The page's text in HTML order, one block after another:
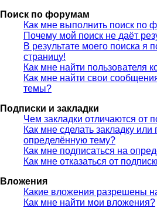
Поиск по форумам
Как мне выполнить поиск по
Почему мой поиск не даёт
В результате моего поиска я
страницу!
Как мне найти пользователя
Как мне найти свои
темы?
Подписки и закладки
Чем закладки отличаются от
Как мне сделать закладку или
определённую тему?
Как мне подписаться на
Как мне отказаться от
Вложения
Какие вложения разрешены
Как мне найти мои вложения?